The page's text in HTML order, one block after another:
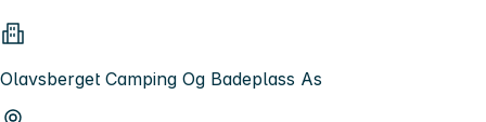
Olavsberget Camping Og Badeplass As